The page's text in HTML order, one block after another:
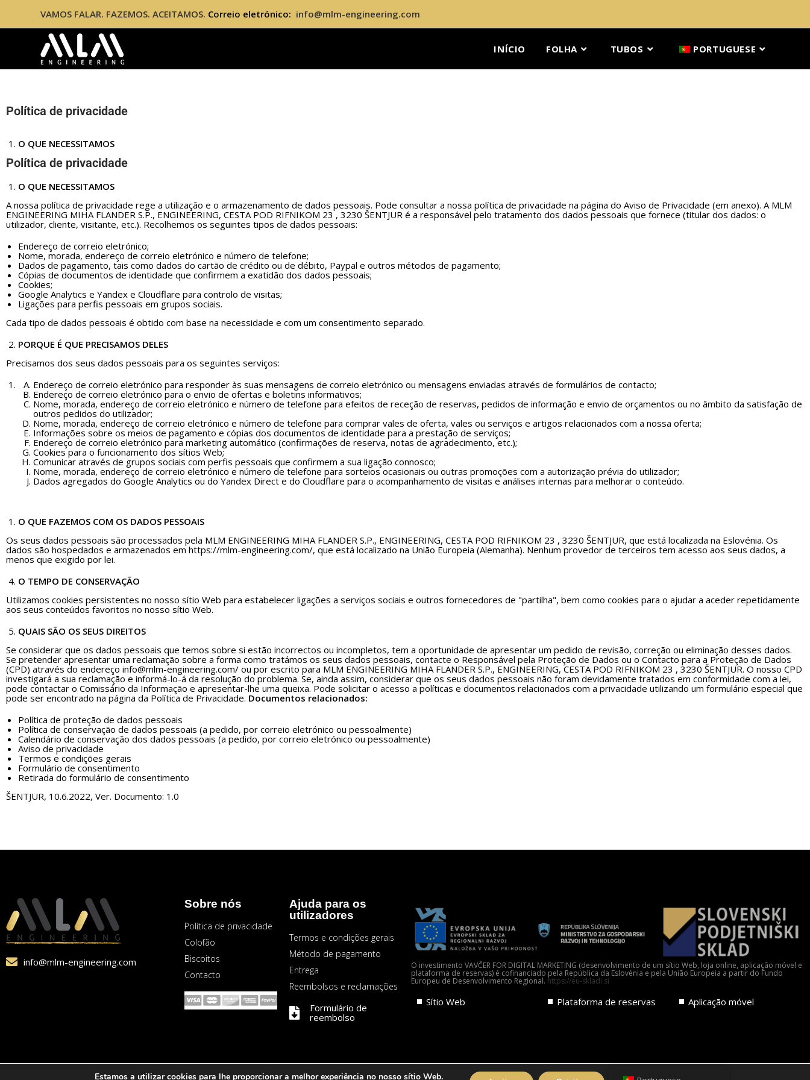
VAMOS FALAR. FAZEMOS. ACEITAMOS. Correio eletrónico: info@mlm-engineering.com
INÍCIO FOLHA TUBOS PORTUGUESE
Política de privacidade
O QUE NECESSITAMOS
Política de privacidade
O QUE NECESSITAMOS
A nossa política de privacidade rege a utilização e o armazenamento de dados pessoais. Pode consultar a nossa política de privacidade na página do Aviso de Privacidade (em anexo). A MLM
ENGINEERING MIHA FLANDER S.P., ENGINEERING, CESTA POD RIFNIKOM 23 , 3230 ŠENTJUR é a responsável pelo tratamento dos dados pessoais que fornece (titular dos dados: o
utilizador, cliente, visitante, etc.). Recolhemos os seguintes tipos de dados pessoais:
Endereço de correio eletrónico;
Nome, morada, endereço de correio eletrónico e número de telefone;
Dados de pagamento, tais como dados do cartão de crédito ou de débito, Paypal e outros métodos de pagamento;
Cópias de documentos de identidade que confirmem a exatidão dos dados pessoais;
Cookies;
Google Analytics e Yandex e Cloudflare para controlo de visitas;
Ligações para perfis pessoais em grupos sociais.
Cada tipo de dados pessoais é obtido com base na necessidade e com um consentimento separado.
PORQUE É QUE PRECISAMOS DELES
Precisamos dos seus dados pessoais para os seguintes serviços:
Endereço de correio eletrónico para responder às suas mensagens de correio eletrónico ou mensagens enviadas através de formulários de contacto;
Endereço de correio eletrónico para o envio de ofertas e boletins informativos;
Nome, morada, endereço de correio eletrónico e número de telefone para efeitos de receção de reservas, pedidos de informação e envio de orçamentos ou no âmbito da satisfação de
outros pedidos do utilizador;
Nome, morada, endereço de correio eletrónico e número de telefone para comprar vales de oferta, vales ou serviços e artigos relacionados com a nossa oferta;
Informações sobre os meios de pagamento e cópias dos documentos de identidade para a prestação de serviços;
Endereço de correio eletrónico para marketing automático (confirmações de reserva, notas de agradecimento, etc.);
Cookies para o funcionamento dos sítios Web;
Comunicar através de grupos sociais com perfis pessoais que confirmem a sua ligação connosco;
Nome, morada, endereço de correio eletrónico e número de telefone para sorteios ocasionais ou outras promoções com a autorização prévia do utilizador;
Dados agregados do Google Analytics ou do Yandex Direct e do Cloudflare para o acompanhamento de visitas e análises internas para melhorar o conteúdo.
O QUE FAZEMOS COM OS DADOS PESSOAIS
Os seus dados pessoais são processados pela MLM ENGINEERING MIHA FLANDER S.P., ENGINEERING, CESTA POD RIFNIKOM 23 , 3230 ŠENTJUR, que está localizada na Eslovénia. Os
dados são hospedados e armazenados em https://mlm-engineering.com/, que está localizado na União Europeia (Alemanha). Nenhum provedor de terceiros tem acesso aos seus dados, a
menos que exigido por lei.
O TEMPO DE CONSERVAÇÃO
Utilizamos cookies persistentes no nosso sítio Web para estabelecer ligações a serviços sociais e outros fornecedores de "partilha", bem como cookies para o ajudar a aceder repetidamente
aos seus conteúdos favoritos no nosso sítio Web.
QUAIS SÃO OS SEUS DIREITOS
Se considerar que os dados pessoais que temos sobre si estão incorrectos ou incompletos, tem a oportunidade de apresentar um pedido de revisão, correção ou eliminação desses dados.
Se pretender apresentar uma reclamação sobre a forma como tratámos os seus dados pessoais, contacte o Responsável pela Proteção de Dados ou o Contacto para a Proteção de Dados
(CPD) através do endereço info@mlm-engineering.com/ ou por escrito para MLM ENGINEERING MIHA FLANDER S.P., ENGINEERING, CESTA POD RIFNIKOM 23 , 3230 ŠENTJUR. O nosso CPD
investigará a sua reclamação e informá-lo-á da resolução do problema. Se, ainda assim, considerar que os seus dados pessoais não foram devidamente tratados em conformidade com a lei,
pode contactar o Comissário da Informação e apresentar-lhe uma queixa. Pode solicitar o acesso a políticas e documentos relacionados com a privacidade utilizando um formulário especial que
pode ser encontrado na página da Política de Privacidade. Documentos relacionados:
Política de proteção de dados pessoais
Política de conservação de dados pessoais (a pedido, por correio eletrónico ou pessoalmente)
Calendário de conservação dos dados pessoais (a pedido, por correio eletrónico ou pessoalmente)
Aviso de privacidade
Termos e condições gerais
Formulário de consentimento
Retirada do formulário de consentimento
ŠENTJUR, 10.6.2022, Ver. Documento: 1.0
info@mlm-engineering.com
Sobre nós
Política de privacidade
Colofão
Biscoitos
Contacto
Ajuda para os
utilizadores
Termos e condições gerais
Método de pagamento
Entrega
Reembolsos e reclamações
Formulário de
reembolso
O investimento VAVČER FOR DIGITAL MARKETING (desenvolvimento de um sítio Web, loja online, aplicação móvel e
plataforma de reservas) é cofinanciado pela República da Eslovénia e pela União Europeia a partir do Fundo
Europeu de Desenvolvimento Regional. https://eu-skladi.si
Sítio Web Plataforma de reservas Aplicação móvel
Estamos a utilizar cookies para lhe proporcionar a melhor experiência no nosso sítio Web.